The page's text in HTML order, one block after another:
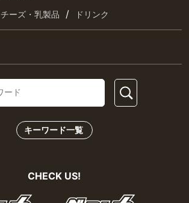
チーズ・乳製品 / ドリンク
キーワード一覧
CHECK US!